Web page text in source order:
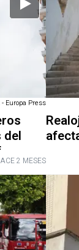
Europa Press
del
2 MESES